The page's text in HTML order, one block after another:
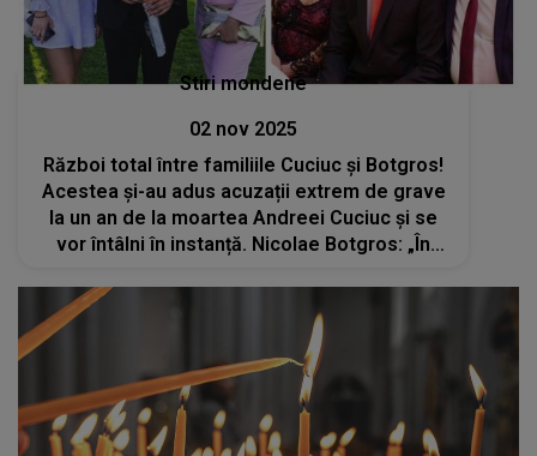
Stiri mondene
02 nov 2025
Război total între familiile Cuciuc și Botgros!
Acestea și-au adus acuzații extrem de grave
la un an de la moartea Andreei Cuciuc și se
vor întâlni în instanță. Nicolae Botgros: „În